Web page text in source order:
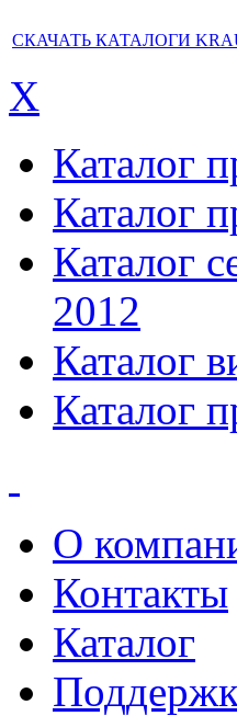
СКАЧАТЬ КАТАЛОГИ
X
Каталог
Каталог
Каталог
2012
Каталог
Каталог
О
Контакты
Каталог